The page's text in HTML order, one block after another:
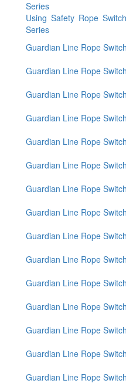
Series
Using Safety Rope
Series
Guardian Line Rope
Guardian Line Rope
Guardian Line Rope
Guardian Line Rope
Guardian Line Rope
Guardian Line Rope
Guardian Line Rope
Guardian Line Rope
Guardian Line Rope
Guardian Line Rope
Guardian Line Rope
Guardian Line Rope
Guardian Line Rope
Guardian Line Rope
Guardian Line Rope